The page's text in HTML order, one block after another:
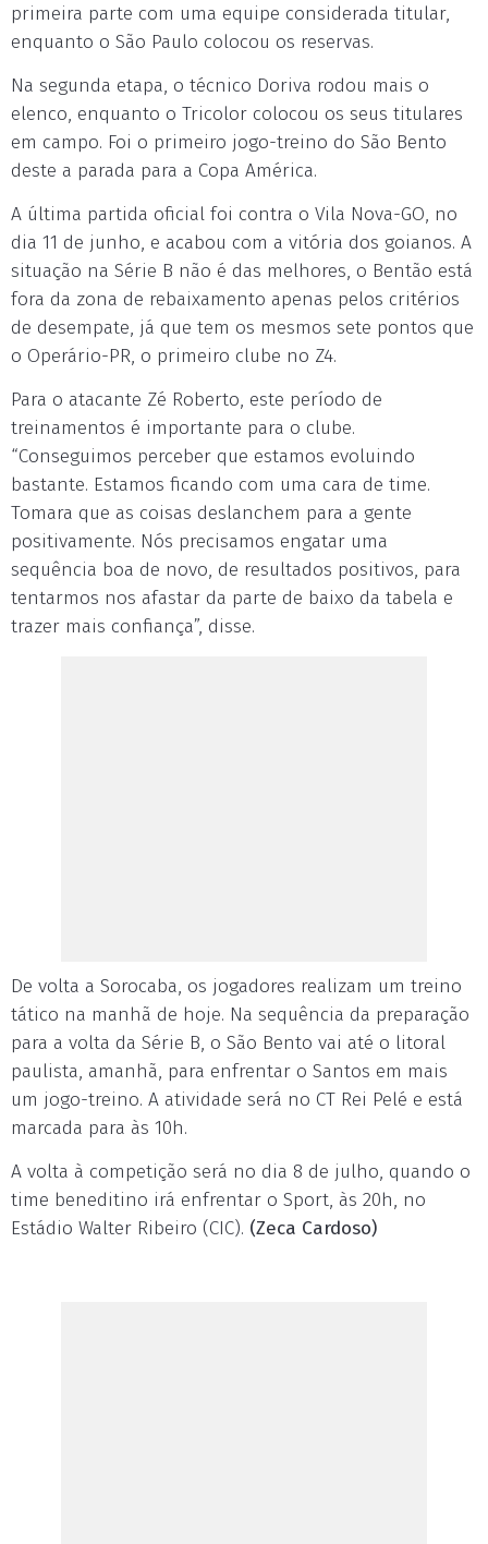
primeira parte com uma equipe considerada titular,
enquanto o São Paulo colocou os reservas.
Na segunda etapa, o técnico Doriva rodou mais o
elenco, enquanto o Tricolor colocou os seus titulares
em campo. Foi o primeiro jogo-treino do São Bento
deste a parada para a Copa América.
A última partida oficial foi contra o Vila Nova-GO, no
dia 11 de junho, e acabou com a vitória dos goianos. A
situação na Série B não é das melhores, o Bentão está
fora da zona de rebaixamento apenas pelos critérios
de desempate, já que tem os mesmos sete pontos que
o Operário-PR, o primeiro clube no Z4.
Para o atacante Zé Roberto, este período de
treinamentos é importante para o clube.
“Conseguimos perceber que estamos evoluindo
bastante. Estamos ficando com uma cara de time.
Tomara que as coisas deslanchem para a gente
positivamente. Nós precisamos engatar uma
sequência boa de novo, de resultados positivos, para
tentarmos nos afastar da parte de baixo da tabela e
trazer mais confiança”, disse.
De volta a Sorocaba, os jogadores realizam um treino
tático na manhã de hoje. Na sequência da preparação
para a volta da Série B, o São Bento vai até o litoral
paulista, amanhã, para enfrentar o Santos em mais
um jogo-treino. A atividade será no CT Rei Pelé e está
marcada para às 10h.
A volta à competição será no dia 8 de julho, quando o
time beneditino irá enfrentar o Sport, às 20h, no
Estádio Walter Ribeiro (CIC). (Zeca Cardoso)